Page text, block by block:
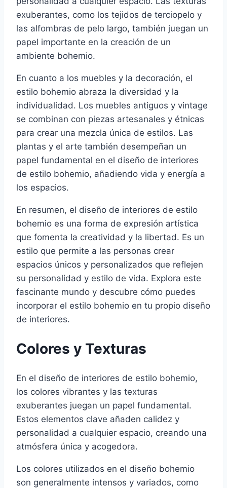
exuberantes, como los tejidos de terciopelo y
las alfombras de pelo largo, también juegan un
papel importante en la creación de un
ambiente bohemio.
En cuanto a los muebles y la decoración, el
estilo bohemio abraza la diversidad y la
individualidad. Los muebles antiguos y vintage
se combinan con piezas artesanales y étnicas
para crear una mezcla única de estilos. Las
plantas y el arte también desempeñan un
papel fundamental en el diseño de interiores
de estilo bohemio, añadiendo vida y energía a
los espacios.
En resumen, el diseño de interiores de estilo
bohemio es una forma de expresión artística
que fomenta la creatividad y la libertad. Es un
estilo que permite a las personas crear
espacios únicos y personalizados que reflejen
su personalidad y estilo de vida. Explora este
fascinante mundo y descubre cómo puedes
incorporar el estilo bohemio en tu propio diseño
de interiores.
Colores y Texturas
En el diseño de interiores de estilo bohemio,
los colores vibrantes y las texturas
exuberantes juegan un papel fundamental.
Estos elementos clave añaden calidez y
personalidad a cualquier espacio, creando una
atmósfera única y acogedora.
Los colores utilizados en el diseño bohemio
son generalmente intensos y variados, como